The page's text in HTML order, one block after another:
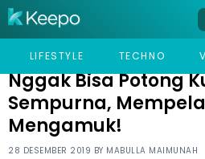
LIFESTYLE TECHNO
HOME VIRAL
NGGAK BISA POTONG KUE
Nggak Bisa Potong
Sempurna,
Mengamuk!
28 DESEMBER 2019 BY MABULLA MAIMUNAH